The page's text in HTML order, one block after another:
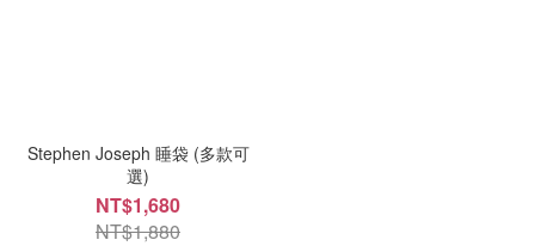
Stephen Joseph 睡袋 (多款可
選)
NT$1,680
NT$1,880